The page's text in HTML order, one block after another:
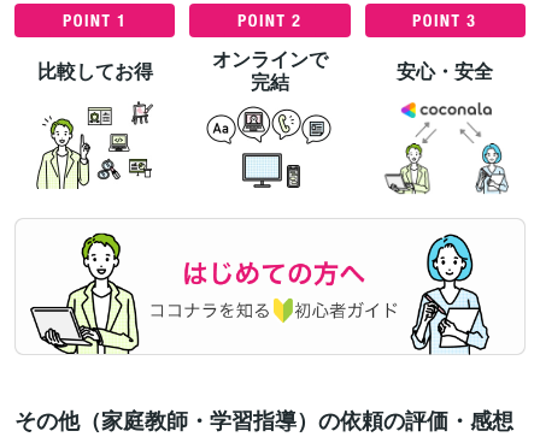
比較してお得
オンラインで
完結
安心・安全
その他（家庭教師・学習指導）の依頼の評価・感想